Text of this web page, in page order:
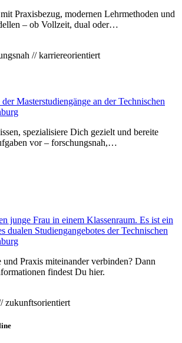
Praxisbezug, modernen Lehrmethoden und
– ob Vollzeit, dual oder…
// karriereorientiert
spezialisiere Dich gezielt und bereite
vor – forschungsnah,…
Praxis miteinander verbinden? Dann
findest Du hier.
zukunftsorientiert